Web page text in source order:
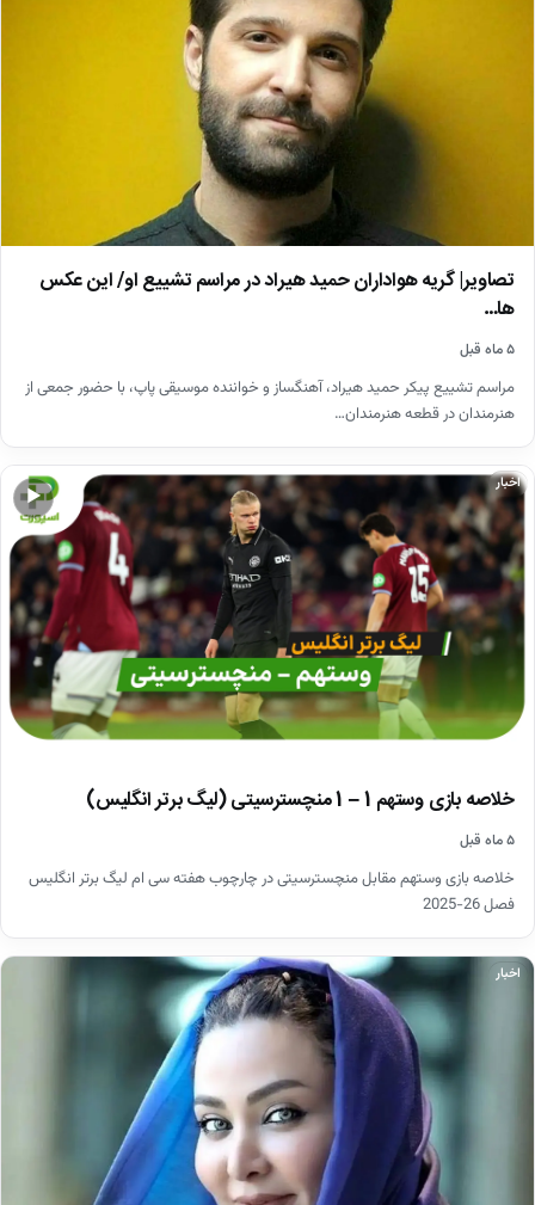
تصاویر| گریه هواداران حمید هیراد در مراسم تشییع او/ این عکس
ها…
۵ ماه قبل
مراسم تشییع پیکر حمید هیراد، آهنگساز و خواننده موسیقی پاپ، با حضور جمعی از
هنرمندان در قطعه هنرمندان…
▶
اخبار
خلاصه بازی وستهم 1 – 1 منچسترسیتی (لیگ برتر انگلیس)
۵ ماه قبل
خلاصه بازی وستهم مقابل منچسترسیتی در چارچوب هفته سی ام لیگ برتر انگلیس
فصل 26-2025
اخبار